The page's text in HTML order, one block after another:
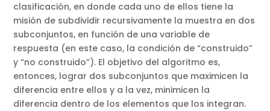
clasificación, en donde cada uno de ellos tiene la
misión de subdividir recursivamente la muestra en dos
subconjuntos, en función de una variable de
respuesta (en este caso, la condición de “construido”
y “no construido”). El objetivo del algoritmo es,
entonces, lograr dos subconjuntos que maximicen la
diferencia entre ellos y a la vez, minimicen la
diferencia dentro de los elementos que los integran.